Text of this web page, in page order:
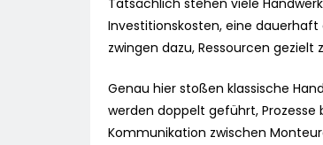
Tatsächlich stehen viele
Investitionskosten, eine
zwingen dazu, Ressourcen gezielt
Genau hier stoßen klassische
werden doppelt geführt,
Kommunikation zwischen